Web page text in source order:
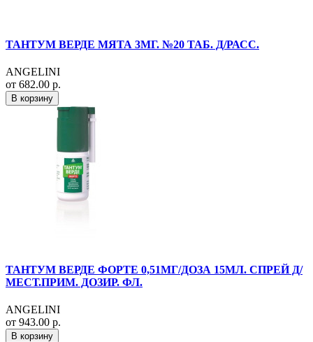
ТАНТУМ ВЕРДЕ МЯТА 3МГ. №20 ТАБ. Д/РАСС.
ANGELINI
от 682.00 р.
В корзину
ТАНТУМ ВЕРДЕ ФОРТЕ 0,51МГ/ДОЗА 15МЛ. СПРЕЙ Д/
МЕСТ.ПРИМ. ДОЗИР. ФЛ.
ANGELINI
от 943.00 р.
В корзину